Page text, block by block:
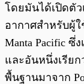
โดยมันได้เปิดตั
อากาศสำหรับผู้
Manta Pacific ซึ่ง
และอันหนึ่งเรียก
พื้นฐานมาจาก